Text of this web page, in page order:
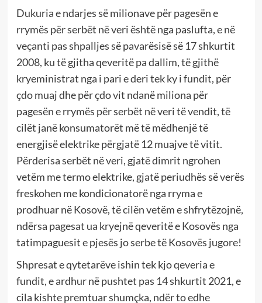
Dukuria e ndarjes së milionave për pagesën e
rrymës për serbët në veri është nga paslufta, e në
veçanti pas shpalljes së pavarësisë së 17 shkurtit
2008, ku të gjitha qeveritë pa dallim, të gjithë
kryeministrat nga i pari e deri tek ky i fundit, për
çdo muaj dhe për çdo vit ndanë miliona për
pagesën e rrymës për serbët në veri të vendit, të
cilët janë konsumatorët më të mëdhenjë të
energjisë elektrike përgjatë 12 muajve të vitit.
Përderisa serbët në veri, gjatë dimrit ngrohen
vetëm me termo elektrike, gjatë periudhës së verës
freskohen me kondicionatorë nga rryma e
prodhuar në Kosovë, të cilën vetëm e shfrytëzojnë,
ndërsa pagesat ua kryejnë qeveritë e Kosovës nga
tatimpaguesit e pjesës jo serbe të Kosovës jugore!
Shpresat e qytetarëve ishin tek kjo qeveria e
fundit, e ardhur në pushtet pas 14 shkurtit 2021, e
cila kishte premtuar shumçka, ndër to edhe